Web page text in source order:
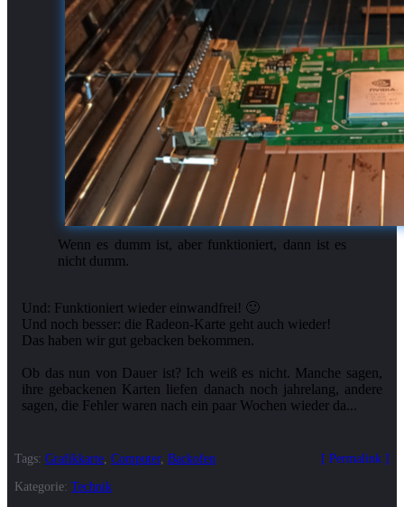
Wenn es dumm ist, aber funktioniert, dann ist es
nicht dumm.
Und: Funktioniert wieder einwandfrei! 🙂
Und noch besser: die Radeon-Karte geht auch wieder!
Das haben wir gut gebacken bekommen.
Ob das nun von Dauer ist? Ich weiß es nicht. Manche sagen,
ihre gebackenen Karten liefen danach noch jahrelang, andere
Permalink
Tags: Grafikkarte Computer, Backofen
Kategorie: Technik